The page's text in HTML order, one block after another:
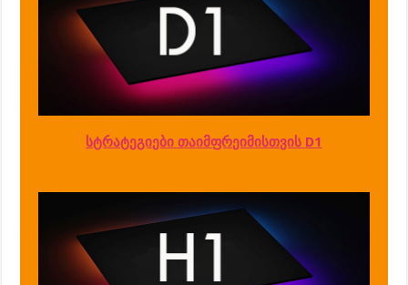
სტრატეგიები თაიმფრეიმისთვის D1